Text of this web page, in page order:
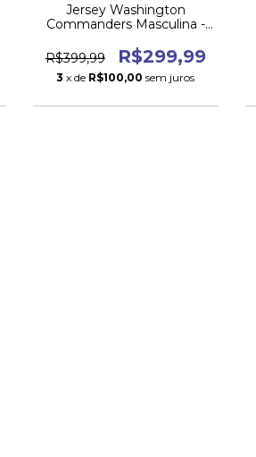
Jersey Washington
Commanders Masculina -
R$399,99
R$299,99
3 x de R$100,00 sem juros